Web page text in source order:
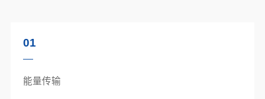
01
能量传输